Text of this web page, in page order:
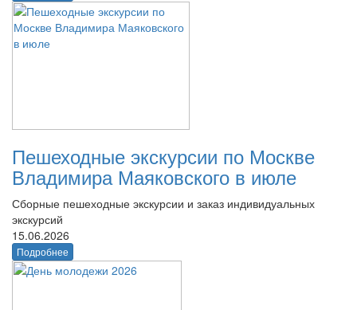
Пешеходные экскурсии по Москве
Владимира Маяковского в июле
Сборные пешеходные экскурсии и заказ индивидуальных
экскурсий
15.06.2026
Подробнее